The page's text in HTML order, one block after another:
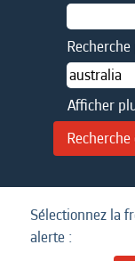
Afficher
Sélectionnez la
alerte :